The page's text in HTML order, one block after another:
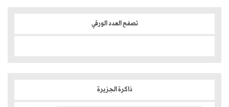
تصفح العدد الورقي
ذاكرة الجزيرة